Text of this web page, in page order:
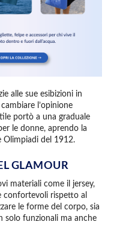
alle sue esibizioni in
l’opinione
portò a una graduale
le donne, aprendo la
Olimpiadi del 1912.
GLAMOUR
materiali come il jersey,
rispetto al
le forme del corpo, sia
solo funzionali ma anche